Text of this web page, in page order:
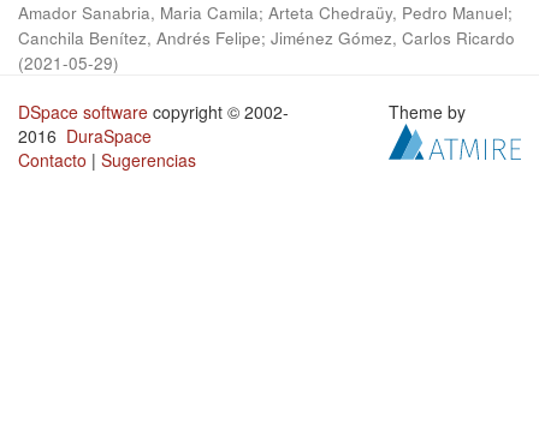
Amador Sanabria, Maria Camila; Arteta Chedraüy, Pedro Manuel;
Canchila Benítez, Andrés Felipe; Jiménez Gómez, Carlos Ricardo
(2021-05-29)
DSpace software copyright © 2002-
2016 DuraSpace
Contacto | Sugerencias
Theme by